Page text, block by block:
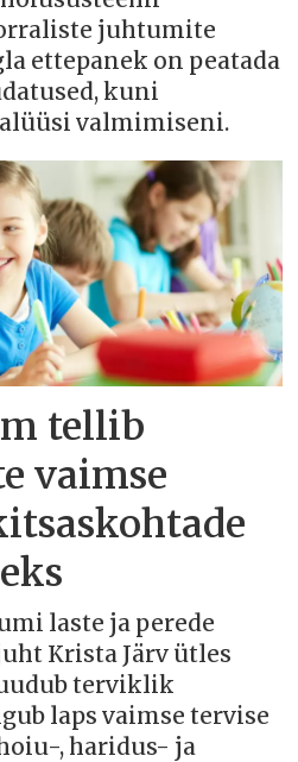
juhtumite
ettepanek on peatada
kuni
valmimiseni.
tellib
vaimse
laste ja perede
Krista Järv ütles
terviklik
laps vaimse tervise
, haridus- ja